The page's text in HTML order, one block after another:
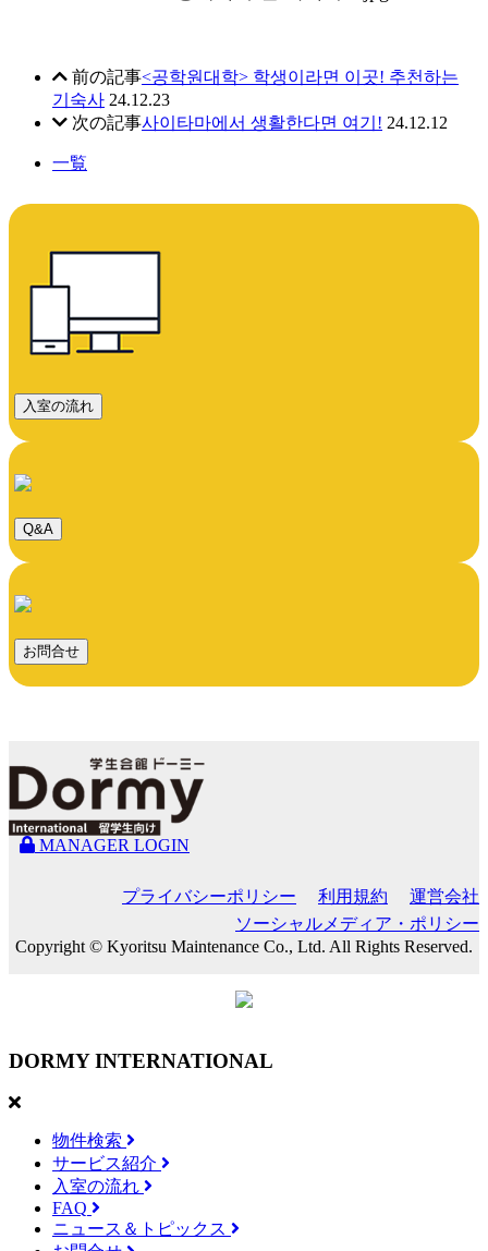
前の記事<공학원대학> 학생이라면 이곳! 추천하는
기숙사 24.12.23
次の記事사이타마에서 생활한다면 여기! 24.12.12
一覧
入室の流れ
Q&A
お問合せ
MANAGER LOGIN
プライバシーポリシー 利用規約
運営会社
ソーシャルメディア・ポリシー
Copyright © Kyoritsu Maintenance Co., Ltd. All Rights Reserved.
DORMY INTERNATIONAL
物件検索
サービス紹介
入室の流れ
FAQ
ニュース＆トピックス